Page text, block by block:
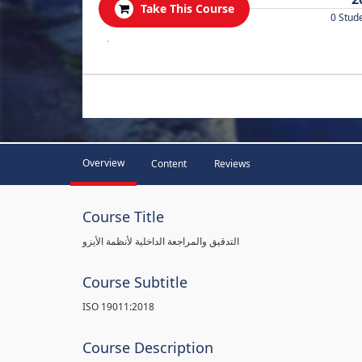
Take This Course
0
.
Overview Content Reviews
Course Title
التدقيق والمراجعة الداخلية لأنظمة الأيزو
Course Subtitle
ISO 19011:2018
Course Description